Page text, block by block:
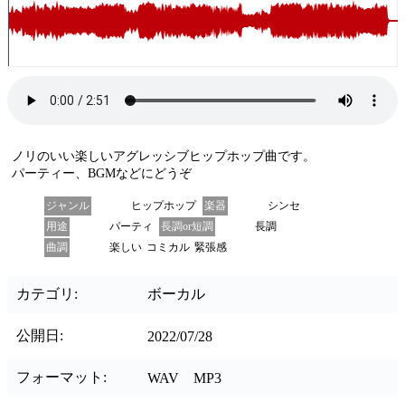
ノリのいい楽しいアグレッシブヒップホップ曲です。
パーティー、BGMなどにどうぞ
ジャンル ヒップホップ 楽器
シンセ
用途
パーティ 長調or短調
長調
曲調
楽しい コミカル 緊張感
カテゴリ: ボーカル
公開日: 2022/07/28
フォーマット: WAV MP3